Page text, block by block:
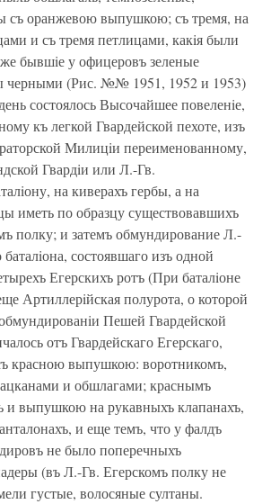
съ оранжевою выпушкою; съ тремя, на
и съ тремя петлицами, какiя были
бывшiе у офицеровъ зеленые
черными (Рис. №№ 1951, 1952 и 1953)
состоялось Высочайшее повеленiе,
къ легкой Гвардейской пехоте, изъ
Милицiи переименованному,
Гвардiи или Л.-Гв.
на киверахъ гербы, а на
иметь по образцу существовавшихъ
полку; и затемъ обмундирование Л.-
состоявшаго изъ одной
Егерскихъ ротъ (При баталiоне
Артиллерiйская полурота, о которой
Пешей Гвардейской
отъ Гвардейскаго Егерскаго,
красною выпушкою: воротникомъ,
и обшлагами; краснымъ
и выпушкою на рукавныхъ клапанахъ,
и еще темъ, что у фалдъ
не было поперечныхъ
(въ Л.-Гв. Егерскомъ полку не
густые, волосяные султаны.